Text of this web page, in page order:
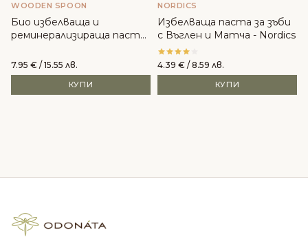
WOODEN SPOON
Био избелваща и
реминерализираща паста
7.95 € / 15.55 лв.
КУПИ
NORDICS
Избелваща паста за зъби
с Въглен и Матча - Nordics
4.39 € / 8.59 лв.
КУПИ